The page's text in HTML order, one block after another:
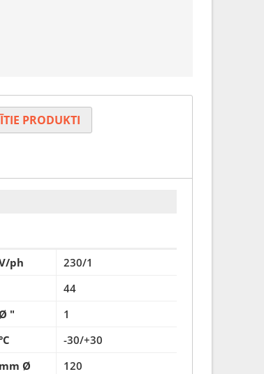
PRODUKTI
ph
230/1
44
Ø "
1
-30/+30
mm Ø
120